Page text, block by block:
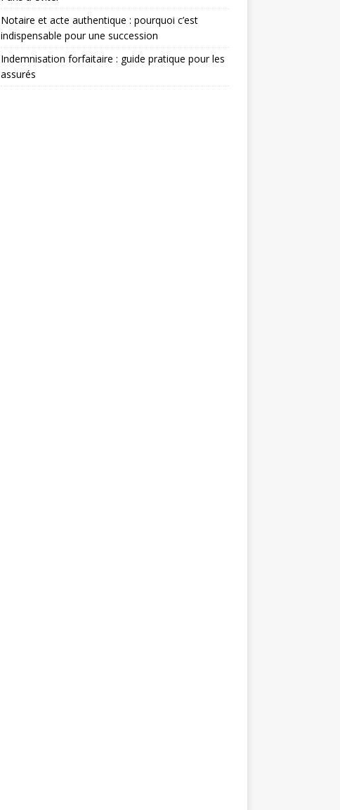
Notaire et acte authentique : pourquoi c’est
indispensable pour une succession
Indemnisation forfaitaire : guide pratique pour les
assurés